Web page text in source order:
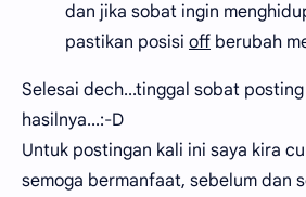
dan jika sobat ingin
pastikan posisi off berubah
Selesai dech...tinggal sobat
hasilnya...:-D
Untuk postingan kali ini saya kira
semoga bermanfaat, sebelum dan